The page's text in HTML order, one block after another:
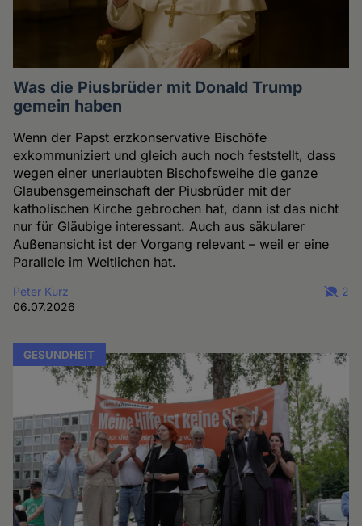
Was die Piusbrüder mit Donald Trump
gemein haben
Wenn der Papst erzkonservative Bischöfe
exkommuniziert und gleich auch noch feststellt, dass
wegen einer unerlaubten Bischofsweihe die ganze
Glaubensgemeinschaft der Piusbrüder mit der
katholischen Kirche gebrochen hat, dann ist das nicht
nur für Gläubige interessant. Auch aus säkularer
Außenansicht ist der Vorgang relevant – weil er eine
Parallele im Weltlichen hat.
Peter Kurz
06.07.2026
2
GESUNDHEIT